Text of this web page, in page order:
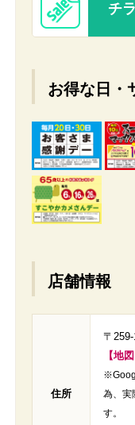
チ
お得な日・
店舗情報
住所
〒
【地
為、実
す。